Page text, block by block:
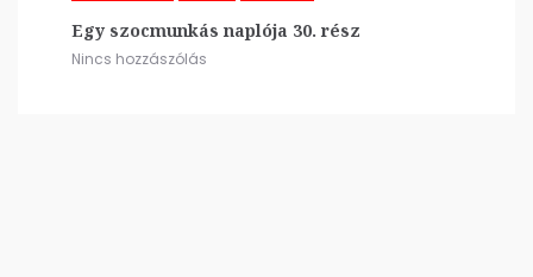
Egy szocmunkás naplója 30. rész
Nincs hozzászólás